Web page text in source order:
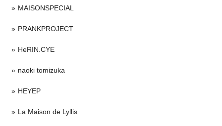
MAISONSPECIAL
PRANKPROJECT
HeRIN.CYE
naoki tomizuka
HEYEP
La Maison de Lyllis